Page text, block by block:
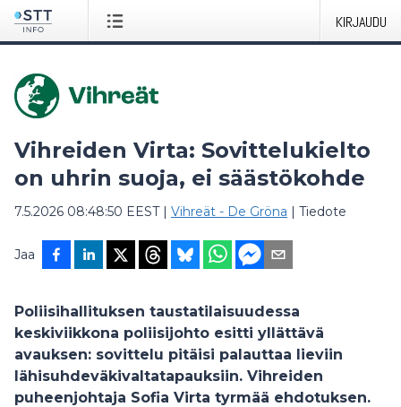
KIRJAUDU
Vihreiden Virta: Sovittelukielto
on uhrin suoja, ei säästökohde
7.5.2026 08:48:50 EEST| Vihreät - De Gröna | Tiedote
Jaa
Poliisihallituksen taustatilaisuudessa
keskiviikkona poliisijohto esitti yllättävä
avauksen: sovittelu pitäisi palauttaa lieviin
lähisuhdeväkivaltatapauksiin. Vihreiden
puheenjohtaja Sofia Virta tyrmää ehdotuksen.